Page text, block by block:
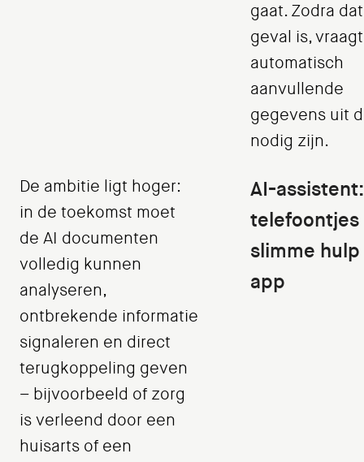
gaat. Zodra
geval is,
automatisch
aanvullende
gegevens uit
nodig zijn.
De ambitie ligt hoger:
in de toekomst moet
de AI documenten
volledig kunnen
analyseren,
ontbrekende informatie
signaleren en direct
terugkoppeling geven
– bijvoorbeeld of zorg
is verleend door een
huisarts of een
AI-
telefoontjes
slimme
app